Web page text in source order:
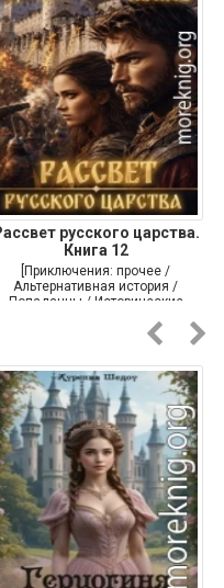
русского царства.
Книга 12
[Приключения: прочее /
Альтернативная история /
Попаданцы / Исторические